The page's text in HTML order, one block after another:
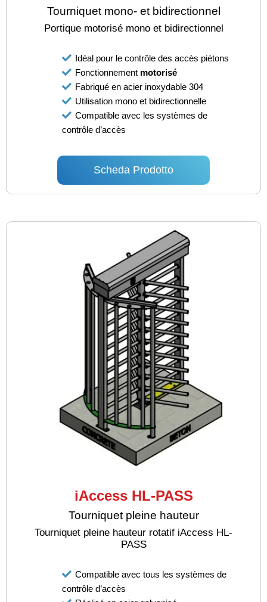
Tourniquet mono- et bidirectionnel
Portique motorisé mono et bidirectionnel
Idéal pour le contrôle des accès piétons
Fonctionnement motorisé
Fabriqué en acier inoxydable 304
Utilisation mono et bidirectionnelle
Compatible avec les systèmes de
contrôle d’accès
Scheda Prodotto
iAccess HL-PASS
Tourniquet pleine hauteur
Tourniquet pleine hauteur rotatif iAccess HL-
PASS
Compatible avec tous les systèmes de
contrôle d’accès